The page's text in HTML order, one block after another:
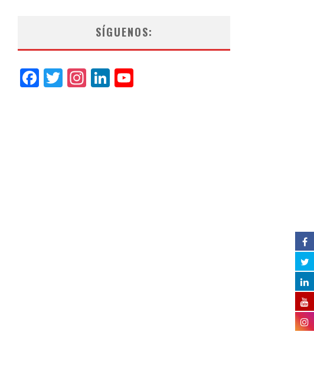
SÍGUENOS:
Facebook
Twitter
Instagram
LinkedIn